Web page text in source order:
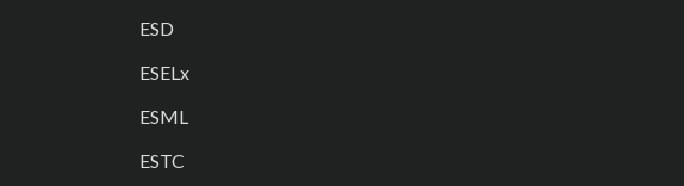
ESD
ESELx
ESML
ESTC